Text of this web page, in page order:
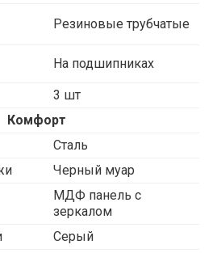
Резиновые трубчатые
На подшипниках
3 шт
Комфорт
Сталь
Черный муар
МДФ панель с
зеркалом
Серый